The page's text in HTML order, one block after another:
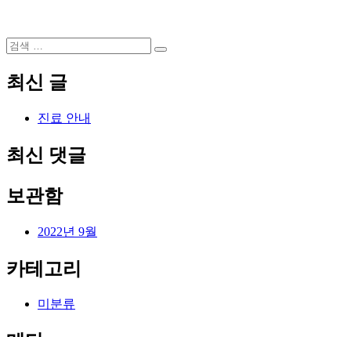
검
검
최신 글
진료 안내
최신 댓글
보관함
2022년 9월
카테고리
미분류